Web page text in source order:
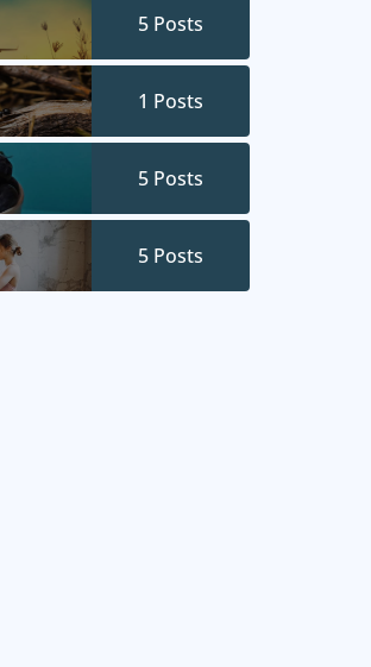
5 Posts
1 Posts
5 Posts
5 Posts